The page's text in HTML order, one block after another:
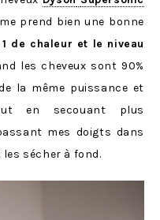
prend bien une bonne
de chaleur et le niveau
les cheveux sont 90%
la même puissance et
en secouant plus
mes doigts dans
sécher à fond.